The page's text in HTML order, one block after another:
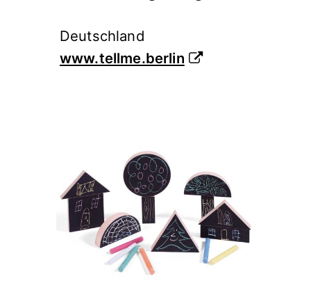
Deutschland
www.tellme.berlin